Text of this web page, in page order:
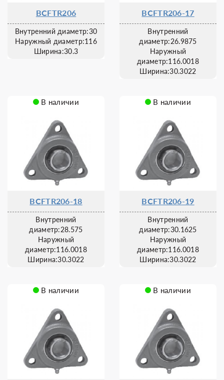
BCFTR206
Внутренний диаметр:30
Наружный диаметр:116
Ширина:30.3
BCFTR206-17
Внутренний
диаметр:26.9875
Наружный
диаметр:116.0018
Ширина:30.3022
В наличии
BCFTR206-18
Внутренний
диаметр:28.575
Наружный
диаметр:116.0018
Ширина:30.3022
В наличии
BCFTR206-19
Внутренний
диаметр:30.1625
Наружный
диаметр:116.0018
Ширина:30.3022
В наличии В наличии